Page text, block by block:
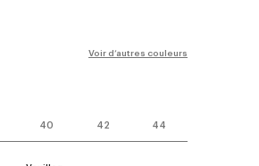
Voir d’autres couleurs
40 42 44